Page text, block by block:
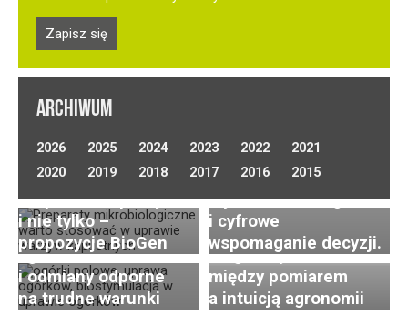
ARCHIWUM
2026 2025 2024 2023 2022
2021
2020
2019 2018 2017 2016 2015
Preparaty biologiczne
w uprawie kapusty
i nie tylko –
propozycje BioGen
nawadniania w uprawie
warzyw polowych.
Wybór technologii
i cyfrowe
wspomaganie decyzji.
Uprawa ogórków
(polowych) –
wyzwania, nowoczesna
agrotechnika
i odmiany odporne
na trudne warunki
Diagnostyka roślin –
między pomiarem
a intuicją agronomii
Postępy i trendy
w hodowli i uprawie
rzodkiewki. Cz. 2:
Innowacje w zakresie